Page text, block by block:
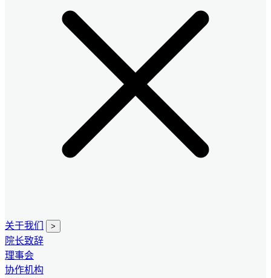
关于我们 >
院长致辞
理事会
协作机构